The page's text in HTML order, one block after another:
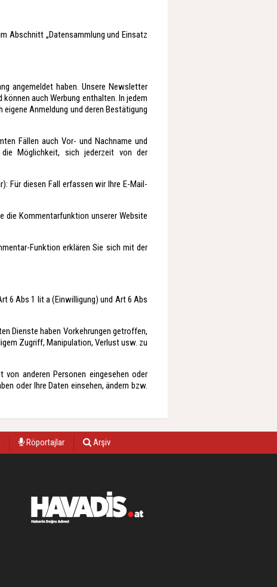
Abschnitt „Datensammlung und Einsatz
angemeldet haben. Unsere Newsletter
auch Werbung enthalten. In jedem
Anmeldung und deren Bestätigung
Fällen auch Vor- und Nachname und
die Möglichkeit, sich jederzeit von der
Für diesen Fall erfassen wir Ihre E-Mail-
die Kommentarfunktion unserer Website
Funktion erklären Sie sich mit der
6 Abs 1 lit a (Einwilligung) und Art 6 Abs
Dienste haben Vorkehrungen getroffen,
Zugriff, Manipulation, Verlust usw. zu
anderen Personen eingesehen oder
oder Ihre Daten einsehen, ändern bzw.
Röportajlar Arşiv